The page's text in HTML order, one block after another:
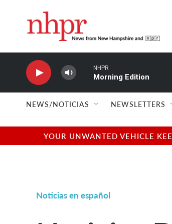
NHPR
Morning Edition
NEWS/NOTICIAS NEWSLETTERS
YOUR UNWANTED VEHICLE
Noticias en español